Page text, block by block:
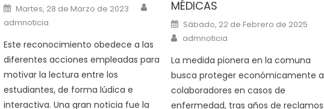
Posted on
Martes, 28 de Marzo de 2023 Author
admnoticia
Este reconocimiento obedece a las
diferentes acciones empleadas para
motivar la lectura entre los
estudiantes, de forma lúdica e
interactiva. Una gran noticia fue la
MÉDICAS
Posted on
Sábado, 22 de Febrero de 2025
Author
admnoticia
La medida pionera en la comuna
busca proteger económicamente a
colaboradores en casos de
enfermedad, tras años de reclamos